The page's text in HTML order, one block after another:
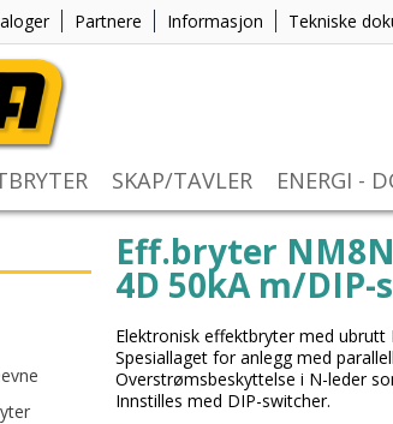
Partnere Informasjon Tekniske
SKAP/TAVLER ENERGI -
Eff.bryter
4D 50kA m/
Elektronisk effektbryter med ubrutt
Spesiallaget for anlegg med
Overstrømsbeskyttelse i N-leder
Innstilles med DIP-switcher.